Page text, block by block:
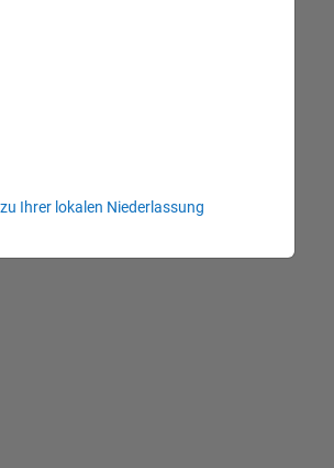
Ihrer lokalen Niederlassung